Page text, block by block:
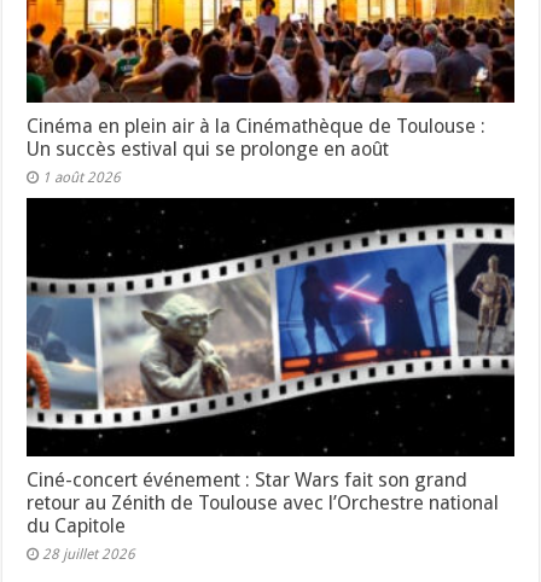
Cinéma en plein air à la Cinémathèque de Toulouse :
Un succès estival qui se prolonge en août
1 août 2026
Ciné-concert événement : Star Wars fait son grand
retour au Zénith de Toulouse avec l’Orchestre national
du Capitole
28 juillet 2026